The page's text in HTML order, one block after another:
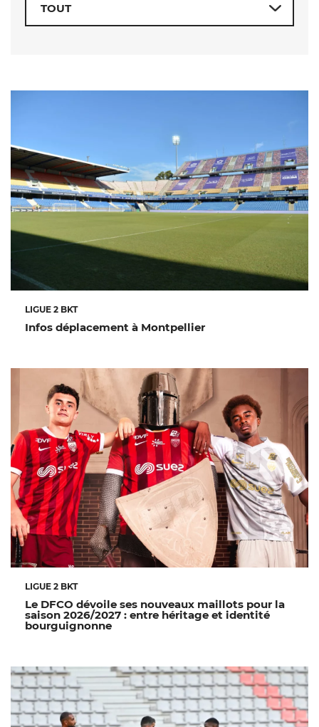
LIGUE 2 BKT
Infos déplacement à Montpellier
LIGUE 2 BKT
Le DFCO dévoile ses nouveaux maillots pour la
saison 2026/2027 : entre héritage et identité
bourguignonne